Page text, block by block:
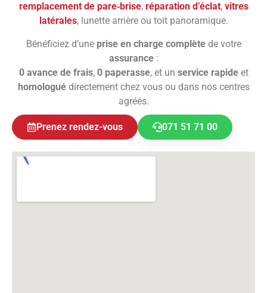
remplacement de pare‑brise, réparation d’éclat, vitres
latérales, lunette arrière ou toit panoramique.
Bénéficiez d’une prise en charge complètede votre
assurance:
0 avance de frais, 0 paperasse, et un service rapideet
homologuédirectement chez vous ou dans nos centres
agréés.
Prenez rendez-vous 071 51 71 00